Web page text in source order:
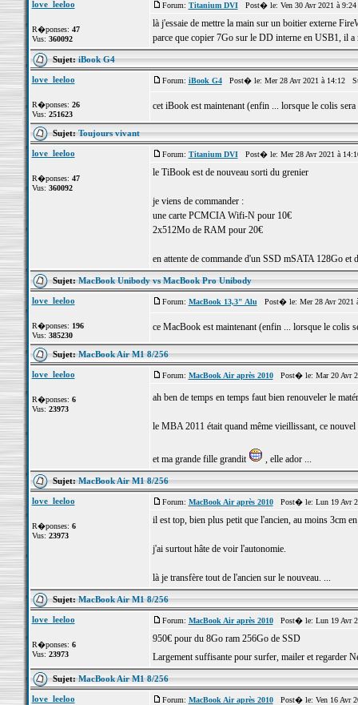
love_leeloo
R�ponses: 47
Vus: 360092
Forum: Titanium DVIPost� le: Ven 30 Avr 2021 à
là j'essaie de mettre la main sur un boitier externe
parce que copier 7Go sur le DD interne en USB1, il
Sujet:iBook G4
love_leeloo
R�ponses: 26
Vus: 251623
Forum: iBook G4Post� le: Mer 28 Avr 2021 à 14:12
cet iBook est maintenant (enfin ... lorsque le colis
Sujet:Toujours vivant
love_leeloo
R�ponses: 47
Vus: 360092
Forum: Titanium DVIPost� le: Mer 28 Avr 2021 à
le TiBook est de nouveau sorti du grenier
je viens de commander :
une carte PCMCIA Wifi-N pour 10€
2x512Mo de RAM pour 20€
en attente de commande d'un SSD mSATA 128Go et
Sujet:MacBook Unibody vs MacBook Pro Unibody
love_leeloo
R�ponses: 196
Vus: 385230
Forum: MacBook 13,3" Alu Post� le: Mer 28 Avr
ce MacBook est maintenant (enfin ... lorsque le colis
Sujet:MacBook Air M1 8/256
love_leeloo
R�ponses: 6
Vus: 23973
Forum: MacBook Air après 2010Post� le: Mar 20 Avr
ah ben de temps en temps faut bien renouveler le
le MBA 2011 était quand même vieillissant, ce
et ma grande fille grandit , elle ador ...
Sujet:MacBook Air M1 8/256
love_leeloo
R�ponses: 6
Vus: 23973
Forum: MacBook Air après 2010Post� le: Lun 19 Avr
il est top, bien plus petit que l'ancien, au moins 3cm
j'ai surtout hâte de voir l'autonomie.
là je transfère tout de l'ancien sur le nouveau. ...
Sujet:MacBook Air M1 8/256
love_leeloo
R�ponses: 6
Vus: 23973
Forum: MacBook Air après 2010Post� le: Lun 19 Avr
950€ pour du 8Go ram 256Go de SSD
Largement suffisante pour surfer, mailer et regarder
Sujet:MacBook Air M1 8/256
love_leeloo Forum: MacBook Air après 2010Post� le: Ven 16 Avr